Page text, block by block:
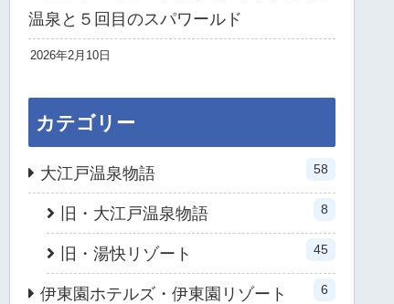
温泉と５回目のスパワールド
2026年2月10日
カテゴリー
大江戸温泉物語 58
旧・大江戸温泉物語 8
旧・湯快リゾート 45
伊東園ホテルズ・伊東園リゾート 6